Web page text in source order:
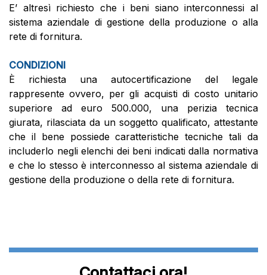
E’ altresì richiesto che i beni siano interconnessi al
sistema aziendale di gestione della produzione o alla
rete di fornitura.
CONDIZIONI
È richiesta una autocertificazione del legale
rappresente ovvero, per gli acquisti di costo unitario
superiore ad euro 500.000, una perizia tecnica
giurata, rilasciata da un soggetto qualificato, attestante
che il bene possiede caratteristiche tecniche tali da
includerlo negli elenchi dei beni indicati dalla normativa
e che lo stesso è interconnesso al sistema aziendale di
gestione della produzione o della rete di fornitura.